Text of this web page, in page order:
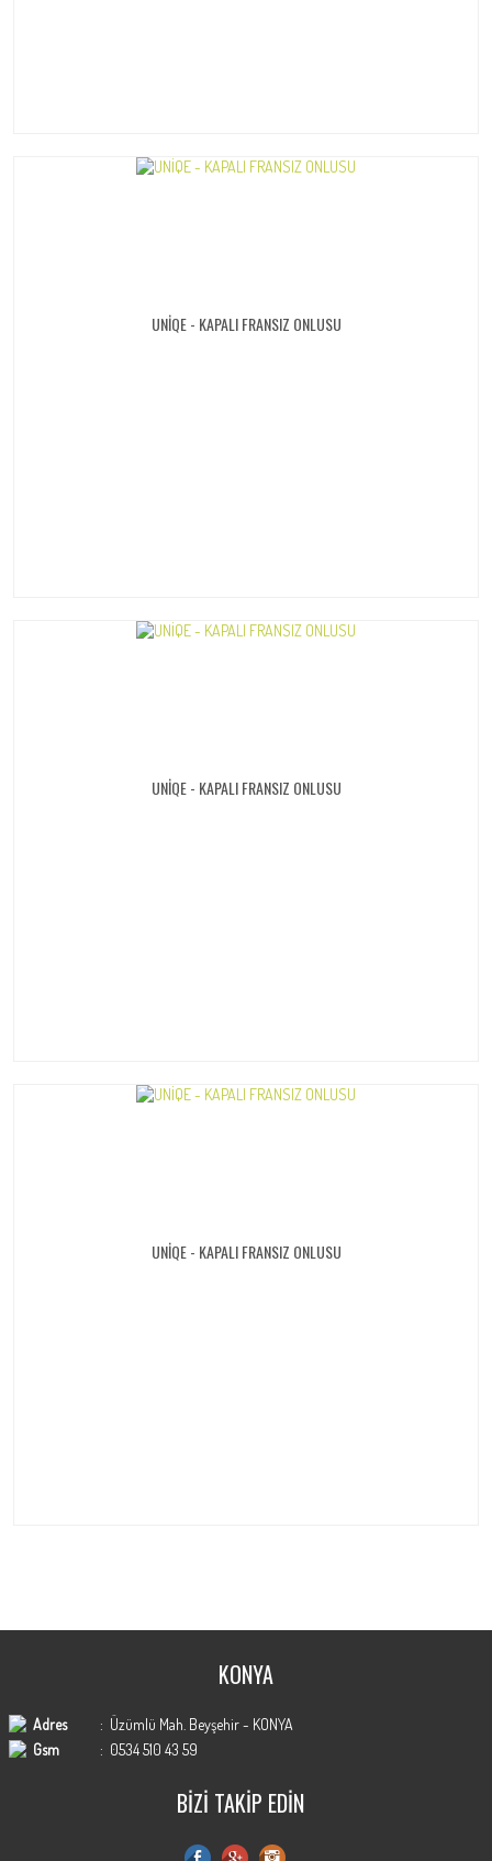
UNİQE - KAPALI FRANSIZ ONLUSU
UNİQE - KAPALI FRANSIZ ONLUSU
UNİQE - KAPALI FRANSIZ ONLUSU
KONYA
Adres : Üzümlü Mah. Beyşehir - KONYA
Gsm
: 0534 510 43 59
BİZİ TAKİP EDİN